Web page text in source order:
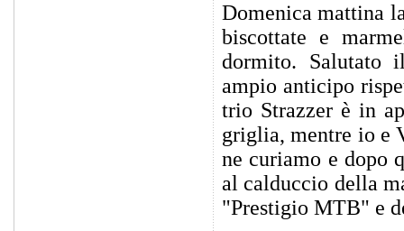
Domenica mattina
biscottate e
dormito. Salutato
ampio anticipo
trio Strazzer è in
griglia, mentre io e
ne curiamo e dopo
al calduccio della
"Prestigio MTB" e